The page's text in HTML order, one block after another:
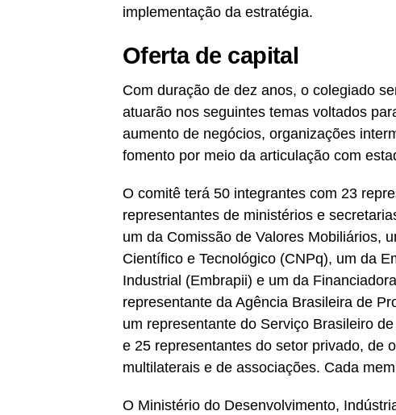
implementação da estratégia.
Oferta de capital
Com duração de dez anos, o colegiado
atuarão nos seguintes temas voltados
aumento de negócios, organizações
fomento por meio da articulação com
O comitê terá 50 integrantes com 23
representantes de ministérios e
um da Comissão de Valores Mobiliários,
Científico e Tecnológico (CNPq), um da
Industrial (Embrapii) e um da
representante da Agência Brasileira de
um representante do Serviço Brasileiro
e 25 representantes do setor privado, de
multilaterais e de associações. Cada
O Ministério do Desenvolvimento,